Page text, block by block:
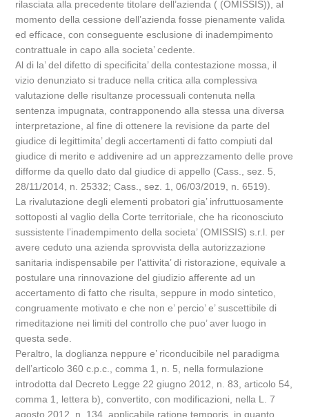
rilasciata alla precedente titolare dell’azienda ( (OMISSIS)), al
momento della cessione dell’azienda fosse pienamente valida
ed efficace, con conseguente esclusione di inadempimento
contrattuale in capo alla societa’ cedente.
Al di la’ del difetto di specificita’ della contestazione mossa, il
vizio denunziato si traduce nella critica alla complessiva
valutazione delle risultanze processuali contenuta nella
sentenza impugnata, contrapponendo alla stessa una diversa
interpretazione, al fine di ottenere la revisione da parte del
giudice di legittimita’ degli accertamenti di fatto compiuti dal
giudice di merito e addivenire ad un apprezzamento delle prove
difforme da quello dato dal giudice di appello (Cass., sez. 5,
28/11/2014, n. 25332; Cass., sez. 1, 06/03/2019, n. 6519).
La rivalutazione degli elementi probatori gia’ infruttuosamente
sottoposti al vaglio della Corte territoriale, che ha riconosciuto
sussistente l’inadempimento della societa’ (OMISSIS) s.r.l. per
avere ceduto una azienda sprovvista della autorizzazione
sanitaria indispensabile per l’attivita’ di ristorazione, equivale a
postulare una rinnovazione del giudizio afferente ad un
accertamento di fatto che risulta, seppure in modo sintetico,
congruamente motivato e che non e’ percio’ e’ suscettibile di
rimeditazione nei limiti del controllo che puo’ aver luogo in
questa sede.
Peraltro, la doglianza neppure e’ riconducibile nel paradigma
dell’articolo 360 c.p.c., comma 1, n. 5, nella formulazione
introdotta dal Decreto Legge 22 giugno 2012, n. 83, articolo 54,
comma 1, lettera b), convertito, con modificazioni, nella L. 7
agosto 2012, n. 134, applicabile ratione temporis, in quanto